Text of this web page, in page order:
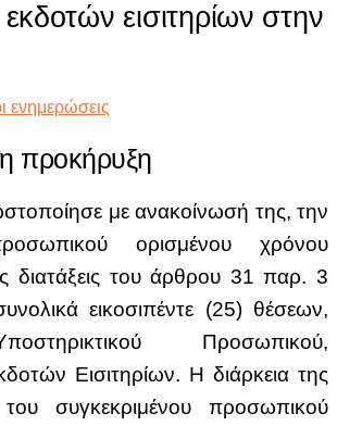
εισιτηρίων στην
ενημερώσεις
προκήρυξη
με ανακοίνωσή της, την
ορισμένου χρόνου
διατάξεις του άρθρου 31 παρ. 3
εικοσιπέντε (25) θέσεων,
Προσωπικού,
Εισιτηρίων. Η διάρκεια της
συγκεκριμένου προσωπικού